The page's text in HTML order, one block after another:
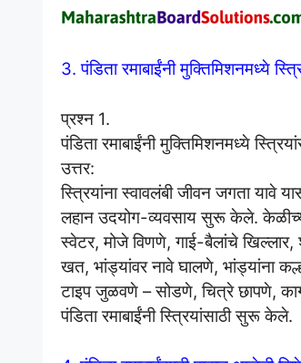
3. पंडिता रमाबाईंनी मुक्तिमिशनमध्ये
प्रश्न 1.
पंडिता रमाबाईंनी मुक्तिमिशनमध्ये
उत्तर:
स्त्रियांना स्वावलंबी जीवन जगता यावे
लहान उदयोग-व्यवसाय सुरू केले. केळीच्या
स्वेटर, मोजे विणणे, गाई-बैलांचे
खत, भांड्यांवर नावे घालणे, भांड्यांना
टाइप जुळवणे – सोडणे, चित्रे छापणे,
पंडिता रमाबाईंनी स्त्रियांसाठी सुरू केले.